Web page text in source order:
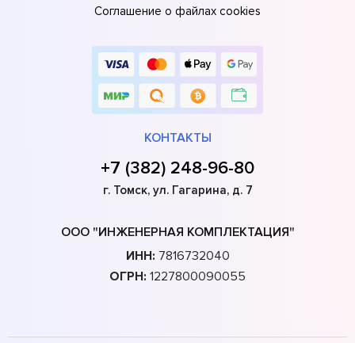
Соглашение о файлах cookies
КОНТАКТЫ
+7 (382) 248-96-80
г. Томск, ул. Гагарина, д. 7
ООО "ИНЖЕНЕРНАЯ КОМПЛЕКТАЦИЯ"
ИНН: 7816732040
ОГРН: 1227800090055